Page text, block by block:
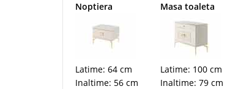
Noptiera
Latime: 64 cm
Inaltime: 56 cm
Masa toaleta
Latime: 100 cm
Inaltime: 79 cm